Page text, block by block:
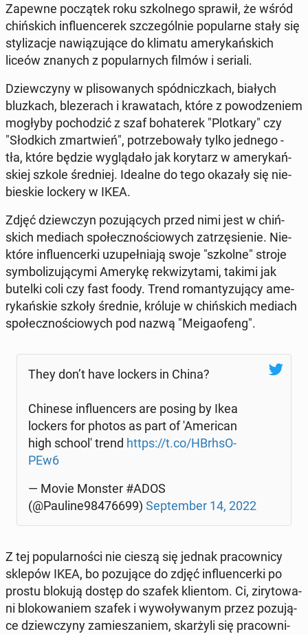
Zapewne po­czą­tek roku szkol­ne­go sprawił, że wśród
chiń­skich in­flu­en­ce­rek szcze­gól­nie po­pu­lar­ne stały się
sty­li­za­cje na­wią­zu­ją­ce do klimatu ame­ry­kań­skich
liceów znanych z po­pu­lar­nych filmów i seriali.
Dziew­czy­ny w pli­so­wa­nych spód­nicz­kach, białych
bluz­kach, ble­ze­rach i kra­wa­tach, które z po­wo­dze­niem
mogłyby po­cho­dzić z szaf bo­ha­te­rek "Plot­ka­ry" czy
"Słod­kich zmar­twień", po­trze­bo­wa­ły tylko jednego -
tła, które będzie wy­glą­da­ło jak ko­ry­tarz w ame­ry­kań­
skiej szkole śred­niej. Idealne do tego okazały się nie­
bie­skie lockery w IKEA.
Zdjęć dziew­czyn po­zu­ją­cych przed nimi jest w chiń­
skich mediach spo­łecz­no­ścio­wych za­trzę­sie­nie. Nie­
któ­re in­flu­en­cer­ki uzu­peł­nia­ją swoje "szkolne" stroje
sym­bo­li­zu­ją­cy­mi Amerykę re­kwi­zy­ta­mi, takimi jak
butelki coli czy fast foody. Trend ro­man­ty­zu­ją­cy ame­
ry­kań­skie szkoły średnie, króluje w chiń­skich mediach
spo­łecz­no­ścio­wych pod nazwą "Me­iga­ofeng".
They don’t have lockers in China?
Chinese in­flu­en­cers are posing by Ikea
lockers for photos as part of 'A­me­ri­can
high school' trend https://t.co/HBrh­sO­
PEw6
— Movie Monster #ADOS
(@Pauline98476699) Sep­tem­ber 14, 2022
Z tej po­pu­lar­no­ści nie cieszą się jednak pra­cow­ni­cy
sklepów IKEA, bo po­zu­ją­ce do zdjęć in­flu­en­cer­ki po
prostu blokują dostęp do szafek klien­tom. Ci, zi­ry­to­wa­
ni blo­ko­wa­niem szafek i wy­wo­ły­wa­nym przez po­zu­ją­
ce dziew­czy­ny za­mie­sza­niem, skar­ży­li się pra­cow­ni­